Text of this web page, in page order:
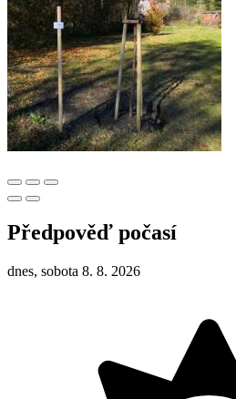
Předpověď počasí
dnes, sobota 8. 8. 2026